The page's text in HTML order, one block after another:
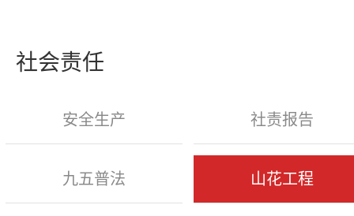
社会责任
安全生产 社责报告
九五普法 山花工程